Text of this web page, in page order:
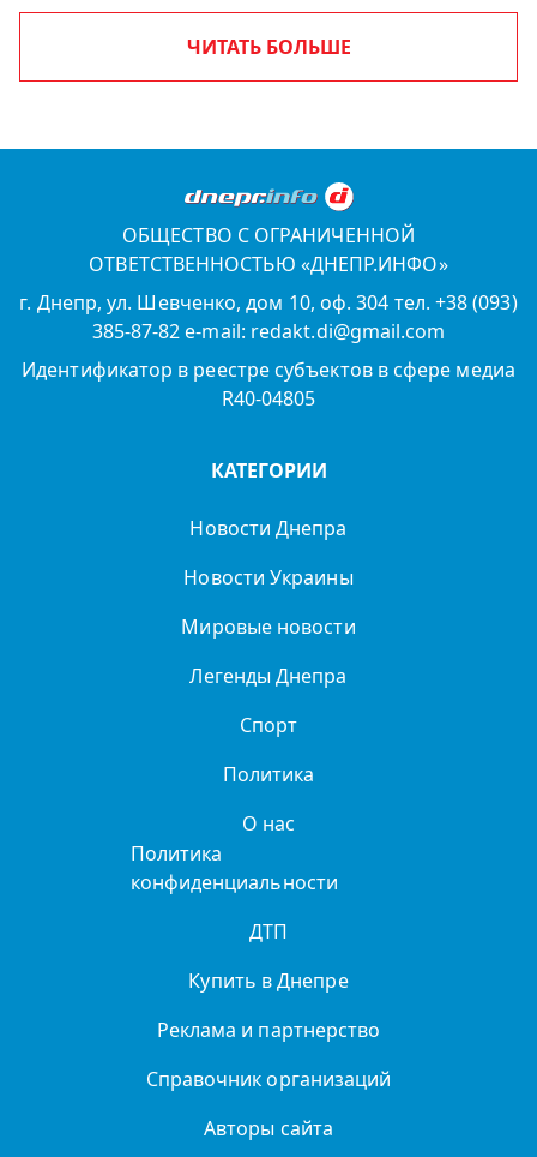
ЧИТАТЬ БОЛЬШЕ
ОБЩЕСТВО С ОГРАНИЧЕННОЙ
ОТВЕТСТВЕННОСТЬЮ «ДНЕПР.ИНФО»
г. Днепр, ул. Шевченко, дом 10, оф. 304 тел. +38 (093)
385-87-82 e-mail: redakt.di@gmail.com
Идентификатор в реестре субъектов в сфере медиа
R40-04805
КАТЕГОРИИ
Новости Днепра
Новости Украины
Мировые новости
Легенды Днепра
Спорт
Политика
О нас
Политика
конфиденциальности
ДТП
Купить в Днепре
Реклама и партнерство
Справочник организаций
Авторы сайта